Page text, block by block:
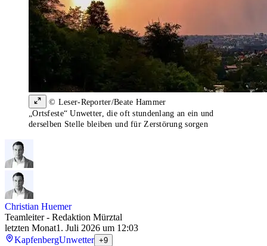
© Leser-Reporter/Beate Hammer
„Ortsfeste“ Unwetter, die oft stundenlang an ein und
derselben Stelle bleiben und für Zerstörung sorgen
Christian Huemer
Teamleiter - Redaktion Mürztal
letzten Monat1. Juli 2026 um 12:03
KapfenbergUnwetter +9